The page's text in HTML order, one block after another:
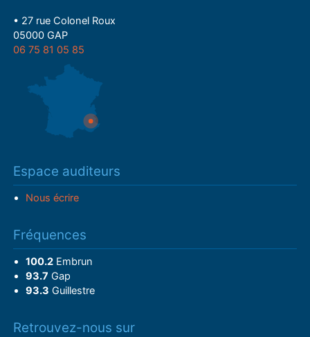
• 27 rue Colonel Roux
05000 GAP
06 75 81 05 85
Espace auditeurs
Nous écrire
Fréquences
100.2Embrun
93.7 Gap
93.3 Guillestre
Retrouvez-nous sur